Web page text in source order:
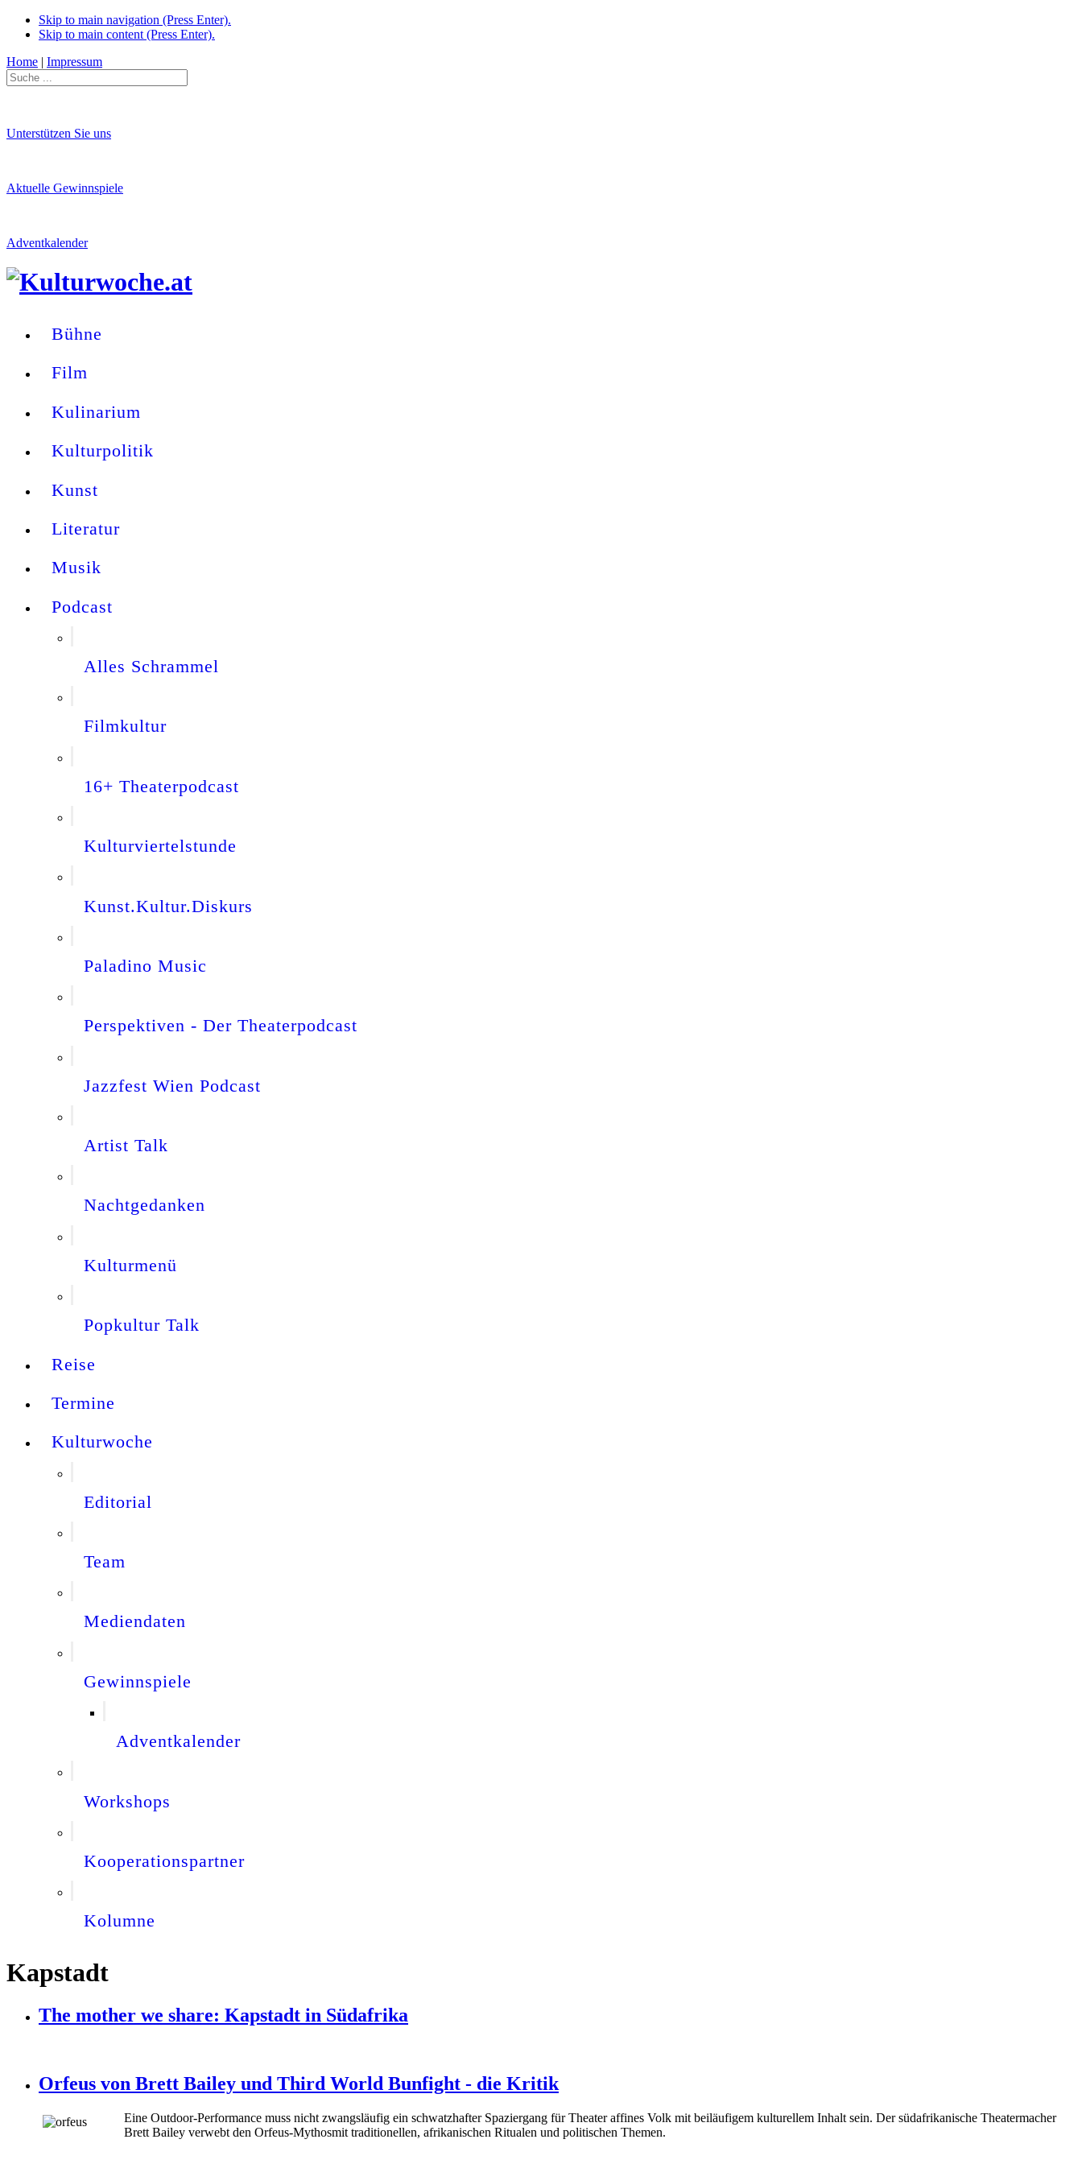
Skip to main navigation (Press Enter).
Skip to main content (Press Enter).
Home | Impressum
Unterstützen Sie uns
Aktuelle Gewinnspiele
Adventkalender
Bühne
Film
Kulinarium
Kulturpolitik
Kunst
Literatur
Musik
Podcast
Alles Schrammel
Filmkultur
16+ Theaterpodcast
Kulturviertelstunde
Kunst.Kultur.Diskurs
Paladino Music
Perspektiven - Der Theaterpodcast
Jazzfest Wien Podcast
Artist Talk
Nachtgedanken
Kulturmenü
Popkultur Talk
Reise
Termine
Kulturwoche
Editorial
Team
Mediendaten
Gewinnspiele
Adventkalender
Workshops
Kooperationspartner
Kolumne
Kapstadt
The mother we share: Kapstadt in Südafrika
Orfeus von Brett Bailey und Third World Bunfight - die Kritik
Eine Outdoor-Performance muss nicht zwangsläufig ein schwatzhafter Spaziergang für Theater affines Volk mit beiläufigem kulturellem Inhalt sein. Der südafrikanische Theatermacher
Brett Bailey verwebt den Orfeus-Mythosmit traditionellen, afrikanischen Ritualen und politischen Themen.